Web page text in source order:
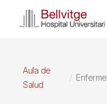
Aula de
Salud